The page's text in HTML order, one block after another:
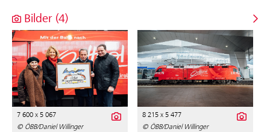
Bilder (4)
7 600 x 5 067
© ÖBB/Daniel Willinger
8 215 x 5 477
© ÖBB/Daniel Willinger